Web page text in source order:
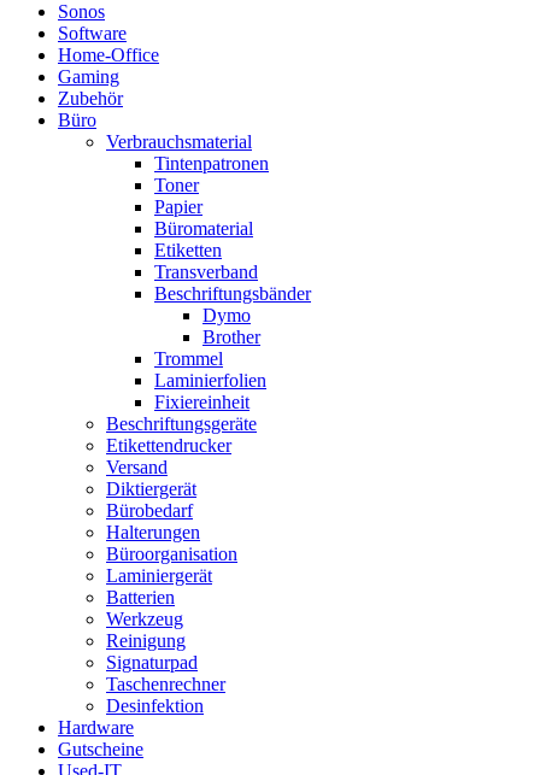
Sonos
Software
Home-Office
Gaming
Zubehör
Büro
Verbrauchsmaterial
Tintenpatronen
Toner
Papier
Büromaterial
Etiketten
Transverband
Beschriftungsbänder
Dymo
Brother
Trommel
Laminierfolien
Fixiereinheit
Beschriftungsgeräte
Etikettendrucker
Versand
Diktiergerät
Bürobedarf
Halterungen
Büroorganisation
Laminiergerät
Batterien
Werkzeug
Reinigung
Signaturpad
Taschenrechner
Desinfektion
Hardware
Gutscheine
Used-IT